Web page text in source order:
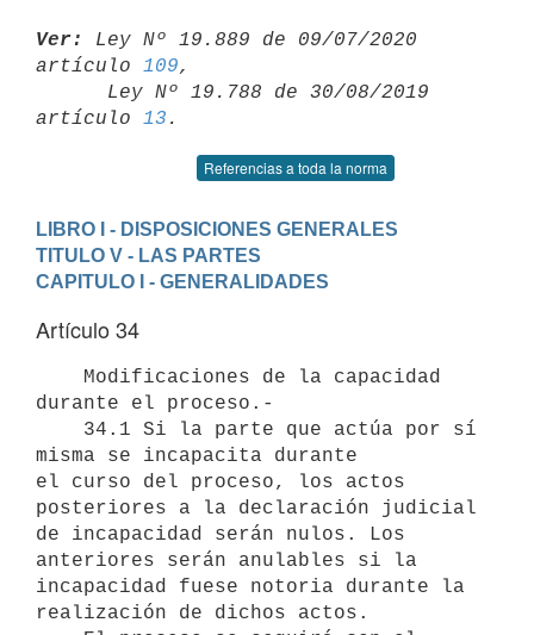
Ver:
Ley Nº 19.889 de 09/07/2020
artículo 109,
artículo 13
Referencias a toda la norma
LIBRO I - DISPOSICIONES GENERALES
TITULO V - LAS PARTES
CAPITULO I - GENERALIDADES
Artículo 34
durante el proceso.-
misma se incapacita durante
el curso del proceso, los actos
posteriores a la declaración judicial
de incapacidad serán nulos. Los
anteriores serán anulables si la
incapacidad fuese notoria durante la
realización de dichos actos.